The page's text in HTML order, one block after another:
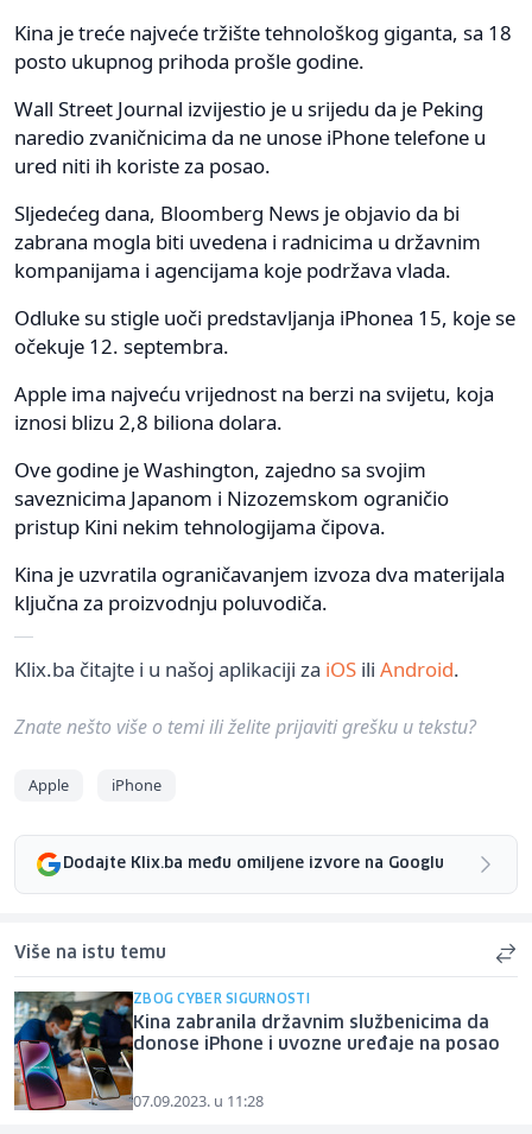
Kina je treće najveće tržište tehnološkog giganta, sa 18
posto ukupnog prihoda prošle godine.
Wall Street Journal izvijestio je u srijedu da je Peking
naredio zvaničnicima da ne unose iPhone telefone u
ured niti ih koriste za posao.
Sljedećeg dana, Bloomberg News je objavio da bi
zabrana mogla biti uvedena i radnicima u državnim
kompanijama i agencijama koje podržava vlada.
Odluke su stigle uoči predstavljanja iPhonea 15, koje se
očekuje 12. septembra.
Apple ima najveću vrijednost na berzi na svijetu, koja
iznosi blizu 2,8 biliona dolara.
Ove godine je Washington, zajedno sa svojim
saveznicima Japanom i Nizozemskom ograničio
pristup Kini nekim tehnologijama čipova.
Kina je uzvratila ograničavanjem izvoza dva materijala
ključna za proizvodnju poluvodiča.
Klix.ba čitajte i u našoj aplikaciji za iOS ili Android.
Znate nešto više o temi ili želite prijaviti grešku u tekstu?
Apple iPhone
Dodajte Klix.ba među omiljene izvore na Googlu
Više na istu temu
ZBOG CYBER SIGURNOSTI
Kina zabranila državnim službenicima da
donose iPhone i uvozne uređaje na posao
07.09.2023. u 11:28